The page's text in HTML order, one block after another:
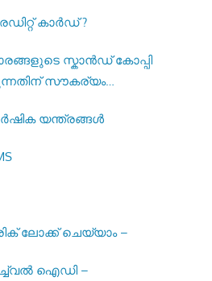
കാർഡ് ?
സ്കാന്‍ഡ് കോപ്പി
സൗകര്യം
യന്ത്രങ്ങൾ
ലോക്ക് ചെയ്യാം –
ഐഡി –